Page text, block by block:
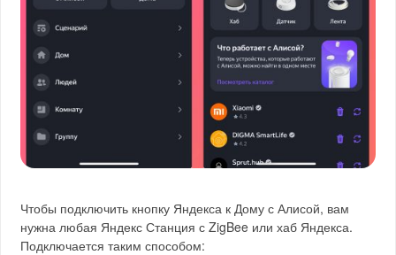
Чтобы подключить кнопку Яндекса к Дому с Алисой, вам
нужна любая Яндекс Станция с ZigBee или хаб Яндекса.
Подключается таким способом: